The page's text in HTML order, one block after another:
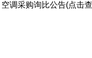
空调采购询比公告(点击